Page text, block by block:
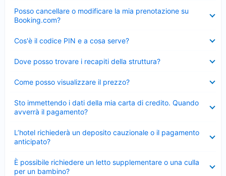
Posso cancellare o modificare la mia prenotazione su
Booking.com?
chiuso
Cos'è il codice PIN e a cosa serve?
chiuso
Dove posso trovare i recapiti della struttura?
chiuso
Come posso visualizzare il prezzo?
chiuso
Sto immettendo i dati della mia carta di credito. Quando
avverrà il pagamento?
chiuso
L’hotel richiederà un deposito cauzionale o il pagamento
anticipato?
chiuso
È possibile richiedere un letto supplementare o una culla
per un bambino?
Elemento
chiuso